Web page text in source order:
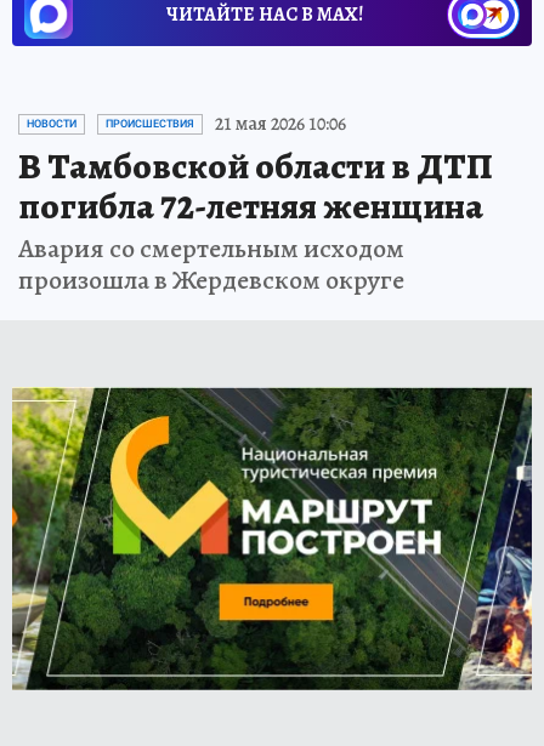
ЧИТАЙТЕ НАС В МАХ!
НОВОСТИ ПРОИСШЕСТВИЯ 21 мая 2026 10:06
В Тамбовской области в ДТП
погибла 72-летняя женщина
Авария со смертельным исходом
произошла в Жердевском округе